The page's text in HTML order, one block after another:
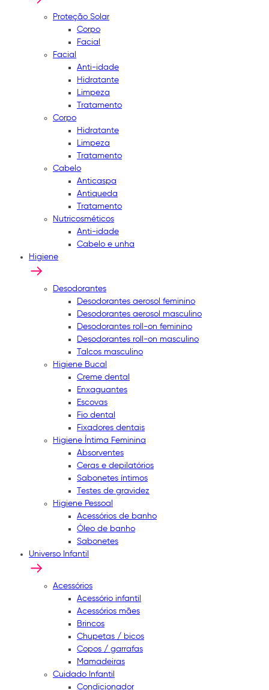
Proteção Solar
Corpo
Facial
Facial
Anti-idade
Hidratante
Limpeza
Tratamento
Corpo
Hidratante
Limpeza
Tratamento
Cabelo
Anticaspa
Antiqueda
Tratamento
Nutricosméticos
Anti-idade
Cabelo e unha
Higiene
Desodorantes
Desodorantes aerosol feminino
Desodorantes aerosol masculino
Desodorantes roll-on feminino
Desodorantes roll-on masculino
Talcos masculino
Higiene Bucal
Creme dental
Enxaguantes
Escovas
Fio dental
Fixadores dentais
Higiene Íntima Feminina
Absorventes
Ceras e depilatórios
Sabonetes íntimos
Testes de gravidez
Higiene Pessoal
Acessórios de banho
Óleo de banho
Sabonetes
Universo Infantil
Acessórios
Acessório infantil
Acessórios mães
Brincos
Chupetas / bicos
Copos / garrafas
Mamadeiras
Cuidado Infantil
Condicionador